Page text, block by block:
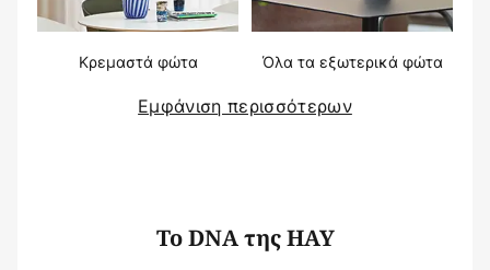
Κρεμαστά φώτα Όλα τα εξωτερικά φώτα
Εμφάνιση περισσότερων
Το DNA της HAY